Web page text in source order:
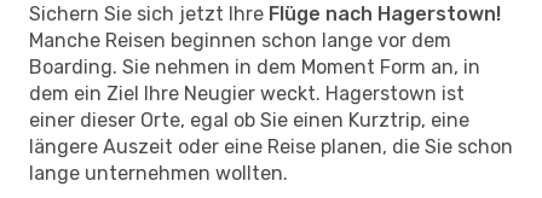
Sichern Sie sich jetzt Ihre Flüge nach Hagerstown!
Manche Reisen beginnen schon lange vor dem
Boarding. Sie nehmen in dem Moment Form an, in
dem ein Ziel Ihre Neugier weckt. Hagerstown ist
einer dieser Orte, egal ob Sie einen Kurztrip, eine
längere Auszeit oder eine Reise planen, die Sie schon
lange unternehmen wollten.